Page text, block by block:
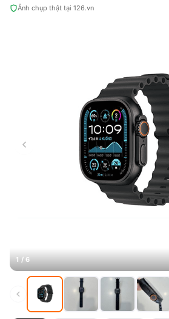
Ảnh chụp thật tại 126.vn
1 / 6